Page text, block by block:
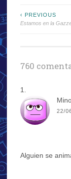
Navegación
‹ PREVIOUS
Estamos en la
760
22/
Alguien se